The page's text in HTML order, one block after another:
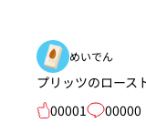
めいでん
プリッツのロース
00001
00000